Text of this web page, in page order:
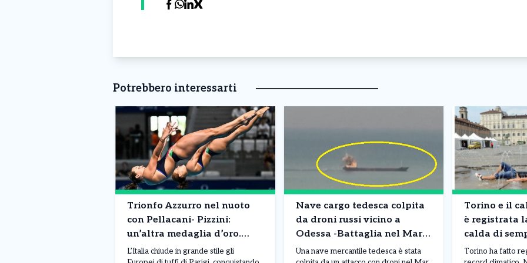
Potrebbero interessarti
Trionfo Azzurro nel nuoto
con Pellacani- Pizzini:
un’altra medaglia d’oro.
Chiara è nella leggenda!
L’Italia chiude in grande stile gli
Nave cargo tedesca colpita
da droni russi vicino a
Odessa -Battaglia nel Mar
Nero
Una nave mercantile tedesca è stata
Torino e il
è registrata
calda di
da record
Torino ha fatto